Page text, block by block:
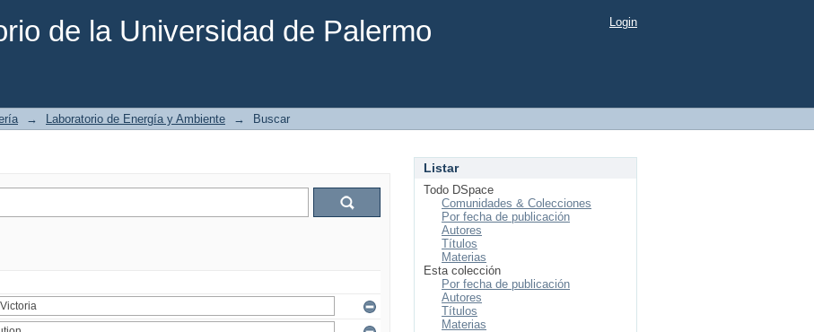
de la Universidad de Palermo Login
→ Laboratorio de Energía y Ambiente → Buscar
Listar
Todo DSpace
Comunidades & Colecciones
Por fecha de publicación
Autores
Títulos
Materias
Esta colección
Por fecha de publicación
Autores
Títulos
Materias